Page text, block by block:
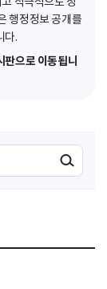
행정정보 공개를
다.
으로 이동됩니
검색실행